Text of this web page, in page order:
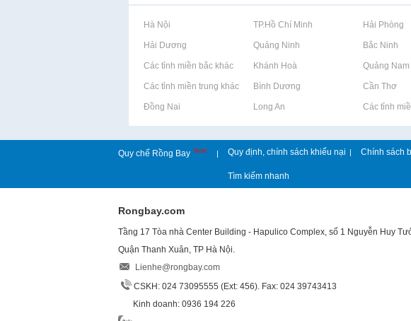
Rao vặt tại Hà Nội Rao vặt tại TP.Hồ Chí Minh Rao vặt tại Hải Phòng
Rao vặt tại Hải Dương Rao vặt tại Quảng Ninh Rao vặt tại Bắc Ninh
Rao vặt tại Các tỉnh miền bắc khácRao vặt tại Khánh Hoà Rao vặt tại Quảng Nam
Rao vặt tại Các tỉnh miền trung khácRao vặt tại Bình Dương Rao vặt tại Cần Thơ
Rao vặt tại Đồng Nai Rao vặt tại Long An Rao vặt tại Các tỉnh
Quy chế Rồng Bay New | Quy định, chính sách khiếu nại | Chính sách
Tìm kiếm nhanh
Rongbay.com
Tầng 17 Tòa nhà Center Building - Hapulico Complex, số 1 Nguyễn Huy
Quận Thanh Xuân, TP Hà Nội.
Lienhe@rongbay.com
CSKH: 024 73095555 (Ext: 456). Fax: 024 39743413
Kinh doanh: 0936 194 226